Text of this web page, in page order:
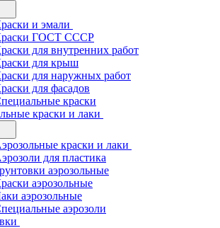
и эмали
ГОСТ СССР
для внутренних работ
для крыш
для наружных работ
для фасадов
краски
краски и лаки
краски и лаки
для пластика
аэрозольные
аэрозольные
аэрозольные
аэрозоли